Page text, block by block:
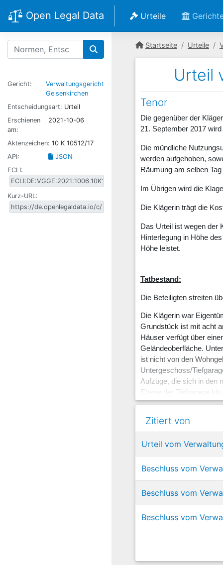
Open Legal Data Urteile
Gericht:
Verwaltungsgericht
Gelsenkirchen
Entscheidungsart: Urteil
Erschienen
am:
2021-10-06
Aktenzeichen: 10 K 10512/17
API:
JSON
ECLI:
Kurz-URL:
Startseite Urteile
Urteil
Tenor
Die gegenüber der
21. September 2017
Die mündliche
werden aufgehoben,
Räumung am selben
Im Übrigen wird die
Die Klägerin trägt die
Das Urteil ist wegen der
Hinterlegung in Höhe
Höhe leistet.
Tatbestand:
Die Beteiligten streiten
Die Klägerin war
Grundstück ist mit acht
Häuser verfügt über
Geländeoberfläche.
ist nicht von den
Untergeschoss/
Aufzüge, die sich in den
Ebene der Tiefgarage
Rettungsweg. Die
An den notwendigen
Bewohnern.
eingetragen.
Im November 1972
Straßenbezeichnung
Zitiert von
Urteil vom
Beschluss vom
Beschluss vom
Beschluss vom